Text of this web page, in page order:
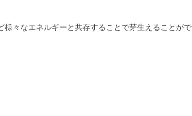
々なエネルギーと共存することで芽生えることが